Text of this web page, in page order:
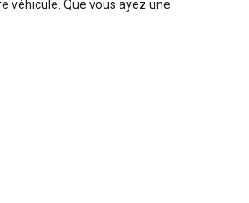
véhicule. Que vous ayez une